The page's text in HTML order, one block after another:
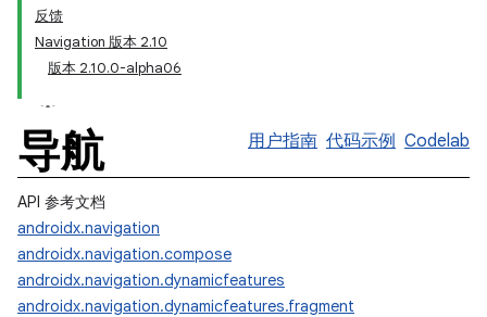
反馈
Navigation 版本 2.10
版本 2.10.0-alpha06
导航 用户指南 代码示例 Codelab
API 参考文档
androidx.navigation
androidx.navigation.compose
androidx.navigation.dynamicfeatures
androidx.navigation.dynamicfeatures.fragment